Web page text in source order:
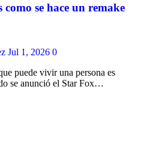
se hace un remake
Jul 1, 2026 0
puede vivir una persona es
se anunció el Star Fox…